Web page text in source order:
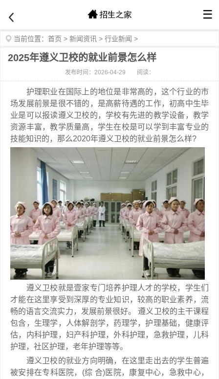
☰
当前位置： 首页 > 新闻资讯 > 行业新闻 >
2025年遵义卫校的就业前景怎么样
发布时间：2026-04-29 阅读：
护理职业在国际上的地位是非常高的，这个行业的市
场发展前景是很不错的，是高薪待遇的工作，初高中生毕
业是可以报读遵义卫校的，学校有先进的教学设备，教学
资源丰富，教学质量高，学生在校是可以学到丰富专业的
技能知识的，那么2020年遵义卫校的就业前景怎么样?
遵义卫校就是壹家专门培养护理人才的学校，学生们
才能在这里享受到深厚的专业知识，较高的职业素养，流
畅的语言交流实力，发展前景很好。 遵义卫校的主干课程
包含，生理学，人体解剖学，药理学，护理基础，健康评
估，内科护理，妇产科护理，外科护理，急救护理，儿科
护理，社区护理，老年护理等等。
遵义卫校的就业方向明确，在这里走出去的学生普遍
被安排在专科医院，(综 合)医院，康复中心，急救中心，